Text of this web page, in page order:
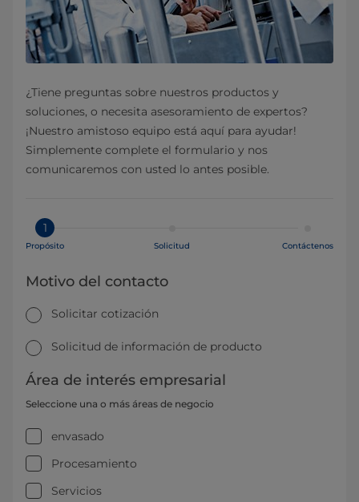
¿Tiene preguntas sobre nuestros productos y
soluciones, o necesita asesoramiento de expertos?
¡Nuestro amistoso equipo está aquí para ayudar!
Simplemente complete el formulario y nos
comunicaremos con usted lo antes posible.
1
Propósito Solicitud Contáctenos
Motivo del contacto
Solicitar cotización
Solicitud de información de producto
Área de interés empresarial
Seleccione una o más áreas de negocio
envasado
Procesamiento
Servicios